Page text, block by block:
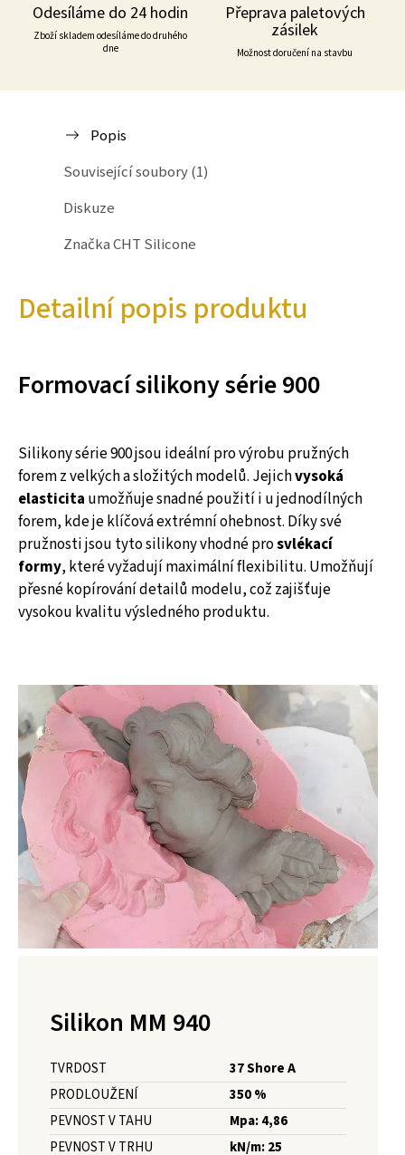
Odesíláme do 24 hodin
Zboží skladem odesíláme do druhého
dne
Přeprava paletových
zásilek
Možnost doručení na stavbu
Popis
Související soubory (1)
Diskuze
ZnačkaCHT Silicone
Detailní popis produktu
Formovací silikony série 900
Silikony série 900 jsou ideální pro výrobu pružných
forem z velkých a složitých modelů. Jejichvysoká
elasticita umožňuje snadné použití i u jednodílných
forem, kde je klíčová extrémní ohebnost. Díky své
pružnosti jsou tyto silikony vhodné prosvlékací
formy, které vyžadují maximální flexibilitu. Umožňují
přesné kopírování detailů modelu, což zajišťuje
vysokou kvalitu výsledného produktu.
Silikon MM 940
TVRDOST
37 Shore A
PRODLOUŽENÍ
350 %
PEVNOST V TAHU
Mpa: 4,86
PEVNOST V TRHU
kN/m: 25